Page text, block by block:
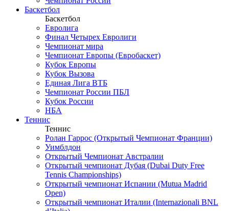
Баскетбол
Баскетбол
Евролига
Финал Четырех Евролиги
Чемпионат мира
Чемпионат Европы (Евробаскет)
Кубок Европы
Кубок Вызова
Единая Лига ВТБ
Чемпионат России ПБЛ
Кубок России
НБА
Теннис
Теннис
Ролан Гаррос (Открытый Чемпионат Франции)
Уимблдон
Открытый Чемпионат Австралии
Открытый чемпионат Дубая (Dubai Duty Free
Tennis Championships)
Открытый чемпионат Испании (Mutua Madrid
Open)
Открытый чемпионат Италии (Internazionali BNL